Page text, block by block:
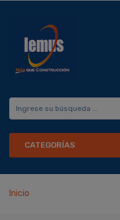
CATEGORÍAS
Inicio